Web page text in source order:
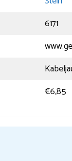
6171
€6,85